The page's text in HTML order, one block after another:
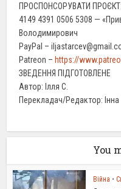
ПРОСПОНСОРУВАТИ ПРОЄКТ:
4149 4391 0506 5308 —
Володимирович
PayPal –
Patreon – https://
ЗВЕДЕННЯ ПІДГОТОВЛЕНЕ
Автор: Ілля С.
Перекладач/Редактор: Інна
You
Війна •